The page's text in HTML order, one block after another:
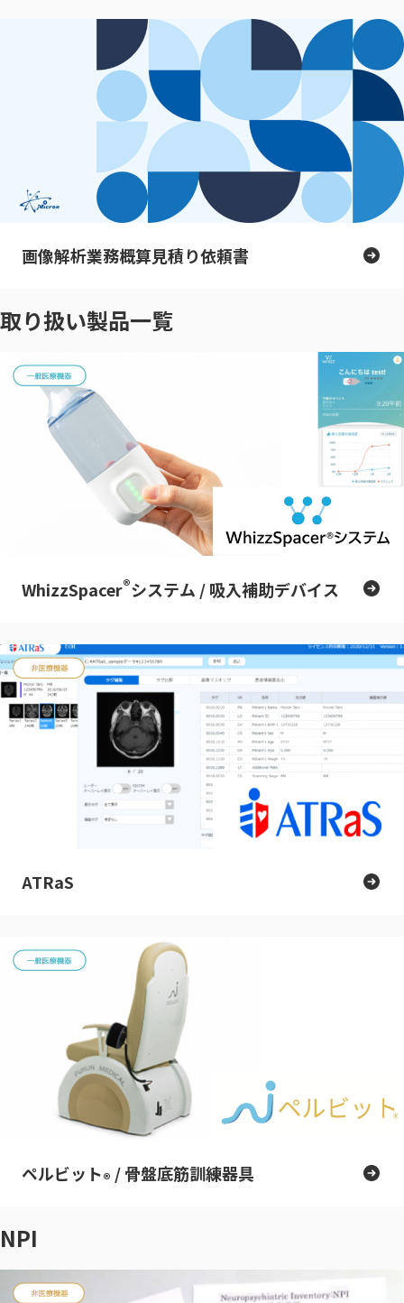
画像解析業務概算見積り依頼書
取り扱い製品一覧
WhizzSpacer®システム / 吸入補助デバイス
ATRaS
ペルビット® / 骨盤底筋訓練器具
NPI